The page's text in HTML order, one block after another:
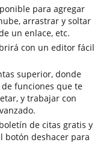
para agregar
arrastrar y soltar
un enlace, etc.
con un editor fácil
superior, donde
funciones que te
y trabajar con
de citas gratis y
botón deshacer para